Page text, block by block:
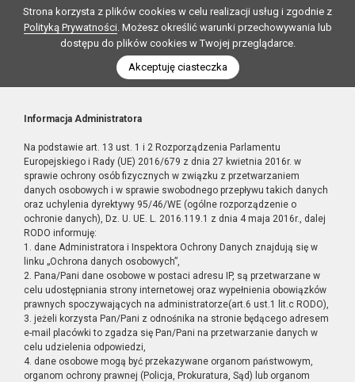
Strona korzysta z plików cookies w celu realizacji usług i zgodnie z
Polityką Prywatności. Możesz określić warunki przechowywania lub
dostępu do plików cookies w Twojej przeglądarce.
Akceptuję ciasteczka
Informacja Administratora
Na podstawie art. 13 ust. 1 i 2 Rozporządzenia Parlamentu
Europejskiego i Rady (UE) 2016/679 z dnia 27 kwietnia 2016r. w
sprawie ochrony osób fizycznych w związku z przetwarzaniem
danych osobowych i w sprawie swobodnego przepływu takich danych
oraz uchylenia dyrektywy 95/46/WE (ogólne rozporządzenie o
ochronie danych), Dz. U. UE. L. 2016.119.1 z dnia 4 maja 2016r., dalej
RODO informuję:
1. dane Administratora i Inspektora Ochrony Danych znajdują się w
linku „Ochrona danych osobowych”,
2. Pana/Pani dane osobowe w postaci adresu IP, są przetwarzane w
celu udostępniania strony internetowej oraz wypełnienia obowiązków
prawnych spoczywających na administratorze(art.6 ust.1 lit.c RODO),
3. jeżeli korzysta Pan/Pani z odnośnika na stronie będącego adresem
e-mail placówki to zgadza się Pan/Pani na przetwarzanie danych w
celu udzielenia odpowiedzi,
4. dane osobowe mogą być przekazywane organom państwowym,
organom ochrony prawnej (Policja, Prokuratura, Sąd) lub organom